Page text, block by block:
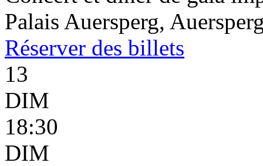
Palais Auersperg,
Réserver des billets
13
DIM
18:30
DIM